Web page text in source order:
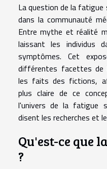
La question de la
dans la communauté
Entre mythe et réalité
laissant les individus
symptômes. Cet
différentes facettes de
les faits des fictions,
plus claire de ce
l'univers de la fatigue
disent les recherches et
Qu'est-ce que
?